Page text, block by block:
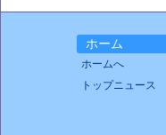
ホーム
ホームへ
トップニュース